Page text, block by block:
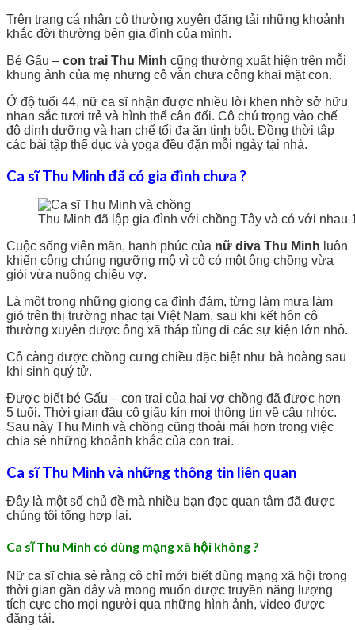
Trên trang cá nhân cô thường xuyên đăng tải những khoảnh
khắc đời thường bên gia đình của mình.
Bé Gấu – con trai Thu Minh cũng thường xuất hiện trên mỗi
khung ảnh của mẹ nhưng cô vẫn chưa công khai mặt con.
Ở độ tuổi 44, nữ ca sĩ nhận được nhiều lời khen nhờ sở hữu
nhan sắc tươi trẻ và hình thể cân đối. Cô chú trọng vào chế
độ dinh dưỡng và hạn chế tối đa ăn tinh bột. Đồng thời tập
các bài tập thể dục và yoga đều đặn mỗi ngày tại nhà.
Ca sĩ Thu Minh đã có gia đình chưa ?
Thu Minh đã lập gia đình với chồng Tây và có với nhau
Cuộc sống viên mãn, hạnh phúc của nữ diva Thu Minh luôn
khiến công chúng ngưỡng mộ vì cô có một ông chồng vừa
giỏi vừa nuông chiều vợ.
Là một trong những giọng ca đình đám, từng làm mưa làm
gió trên thị trường nhạc tại Việt Nam, sau khi kết hôn cô
thường xuyên được ông xã tháp tùng đi các sự kiện lớn nhỏ.
Cô càng được chồng cưng chiều đặc biệt như bà hoàng sau
khi sinh quý tử.
Được biết bé Gấu – con trai của hai vợ chồng đã được hơn
5 tuổi. Thời gian đầu cô giấu kín mọi thông tin về cậu nhóc.
Sau này Thu Minh và chồng cũng thoải mái hơn trong việc
chia sẻ những khoảnh khắc của con trai.
Ca sĩ Thu Minh và những thông tin liên quan
Đây là một số chủ đề mà nhiều bạn đọc quan tâm đã được
chúng tôi tổng hợp lại.
Ca sĩ Thu Minh có dùng mạng xã hội không ?
Nữ ca sĩ chia sẻ rằng cô chỉ mới biết dùng mạng xã hội trong
thời gian gần đây và mong muốn được truyền năng lượng
tích cực cho mọi người qua những hình ảnh, video được
đăng tải.